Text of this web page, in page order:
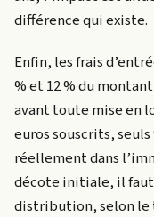
différence qui existe.
Enfin, les frais
% et 12 % du
avant toute mise en
euros souscrits,
réellement dans
décote initiale, il faut
distribution, selon le